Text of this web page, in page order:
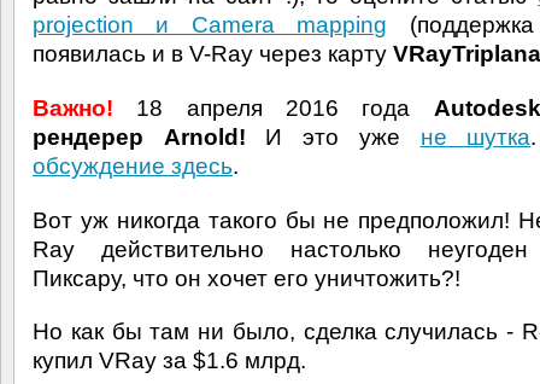
projection и Camera mapping
появилась и в V-Ray через карту
Важно! 18 апреля 2016 года
рендерер Arnold! И это уже не шутка
обсуждение здесь.
Вот уж никогда такого бы не предположил!
Ray действительно настолько
Пиксару, что он хочет его уничтожить?!
Но как бы там ни было, сделка случилась -
купил VRay за $1.6 млрд.